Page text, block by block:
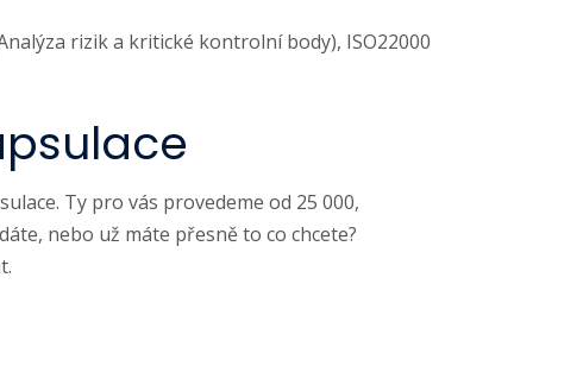
rizik a kritické kontrolní body), ISO22000
Ty pro vás provedeme od 25 000,
nebo už máte přesně to co chcete?